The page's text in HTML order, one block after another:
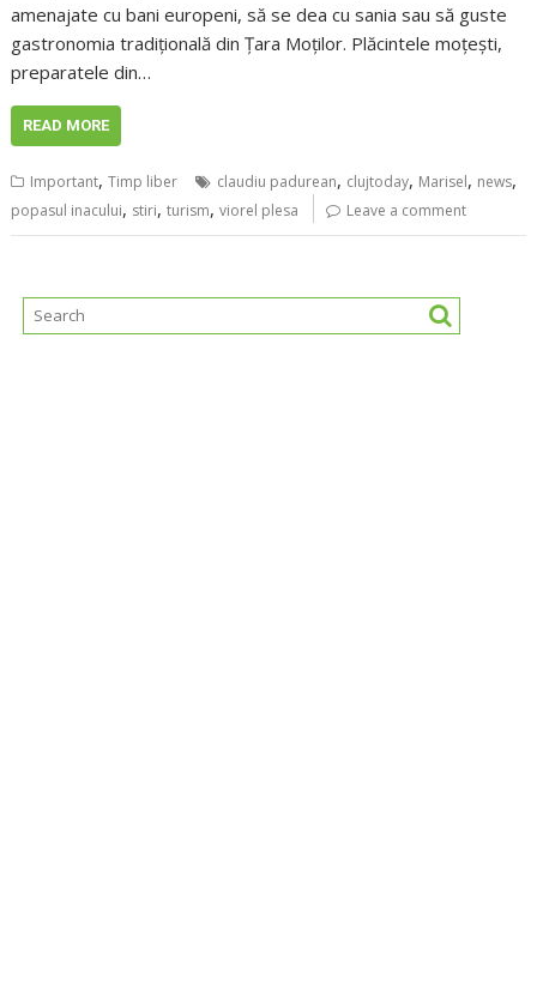
amenajate cu bani europeni, să se dea cu sania sau să guste
gastronomia tradițională din Țara Moților. Plăcintele moțești,
preparatele din…
READ MORE
Important,Timp liber claudiu padurean, clujtoday, Marisel, news,
popasul inacului, stiri,turism,viorel plesa Leave a comment